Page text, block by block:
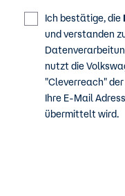
Ich bestätige, die
und verstanden
nutzt die
"Cleverreach" der
Ihre E-Mail
übermittelt wird.